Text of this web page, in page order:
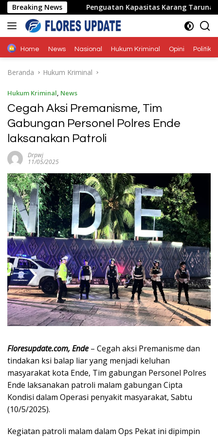
Langsung
ke
konten
Breaking NewsPenguatan Kapasitas Karang Taruna, Dosen
Home News Nasional Hukum Kriminal Opini Politik
Beranda Hukum Kriminal
Hukum Kriminal, News
Cegah Aksi Premanisme, Tim
Gabungan Personel Polres Ende
laksanakan Patroli
Drpwj
11/05/2025
Floresupdate.com, Ende – Cegah aksi Premanisme dan
tindakan ksi balap liar yang menjadi keluhan
masyarakat kota Ende, Tim gabungan Personel Polres
Ende laksanakan patroli malam gabungan Cipta
Kondisi dalam Operasi penyakit masyarakat, Sabtu
(10/5/2025).
Kegiatan patroli malam dalam Ops Pekat ini dipimpin